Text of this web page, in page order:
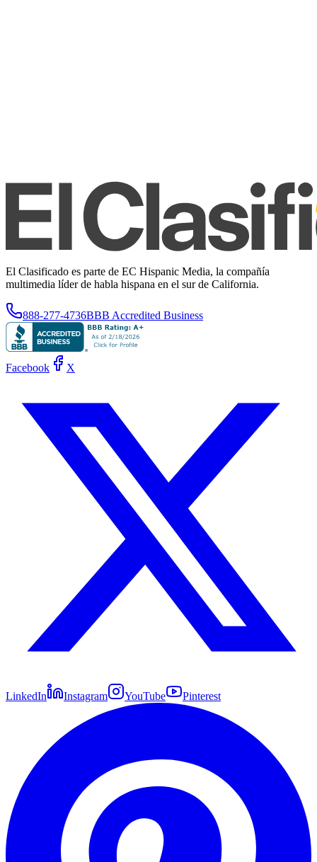
El Clasificado es parte de EC Hispanic Media, la compañía
multimedia líder de habla hispana en el sur de California.
888-277-4736BBB Accredited Business
Facebook X
LinkedIn Instagram YouTube Pinterest